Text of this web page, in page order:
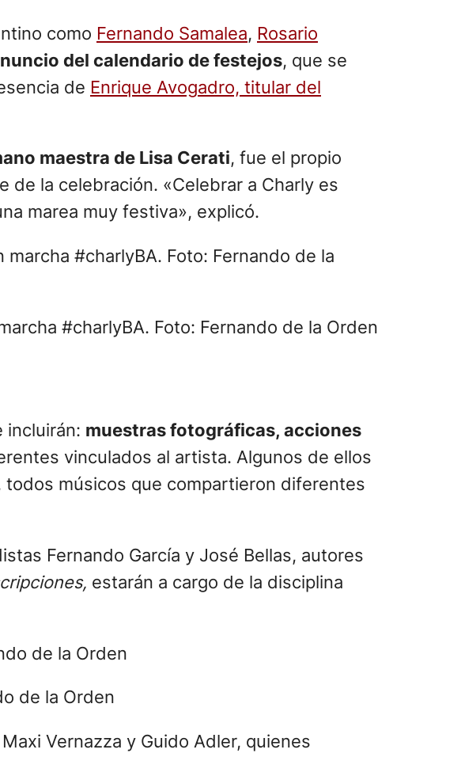
como Fernando Samalea, Rosario
del calendario de festejos, que se
de Enrique Avogadro, titular del
maestra de Lisa Cerati, fue el propio
la celebración. «Celebrar a Charly es
marea muy festiva», explicó.
#charlyBA. Foto: Fernando de la Orden
incluirán: muestras fotográficas, acciones
vinculados al artista. Algunos de ellos
todos músicos que compartieron diferentes
Fernando García y José Bellas, autores
estarán a cargo de la disciplina
de la Orden
Vernazza y Guido Adler, quienes